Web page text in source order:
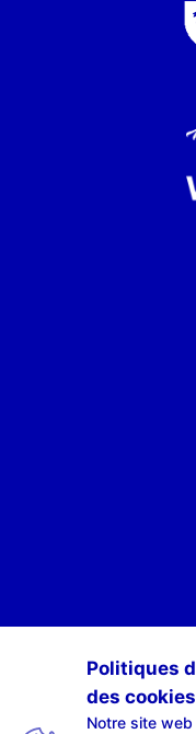
POUR ÊTRE
S'INSCRIRE À
Politiques
des cookies
Notre site